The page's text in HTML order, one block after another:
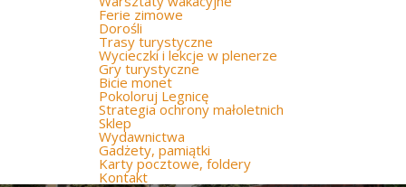
Ferie zimowe
Dorośli
Trasy turystyczne
Wycieczki i lekcje w plenerze
Gry turystyczne
Bicie monet
Pokoloruj Legnicę
Strategia ochrony małoletnich
Sklep
Wydawnictwa
Gadżety, pamiątki
Karty pocztowe, foldery
Kontakt